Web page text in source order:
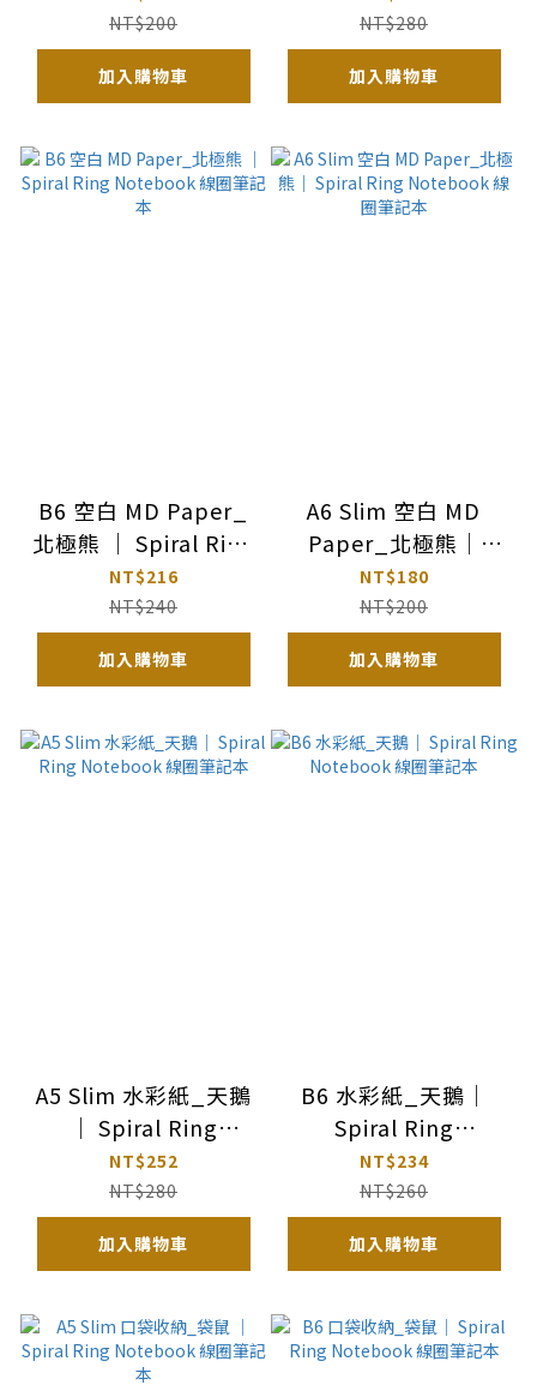
本
NT$200
加入購物車
Notebook 線圈筆記
本
NT$280
加入購物車
B6 空白 MD Paper_
北極熊 ｜ Spiral Ring
Notebook 線圈筆記
本
NT$216
NT$240
加入購物車
A6 Slim 空白 MD
Paper_北極熊｜
Spiral Ring
Notebook 線圈筆記
本
NT$180
NT$200
加入購物車
A5 Slim 水彩紙_天鵝
｜ Spiral Ring
Notebook 線圈筆記
本
NT$252
NT$280
加入購物車
B6 水彩紙_天鵝｜
Spiral Ring
Notebook 線圈筆記
本
NT$234
NT$260
加入購物車